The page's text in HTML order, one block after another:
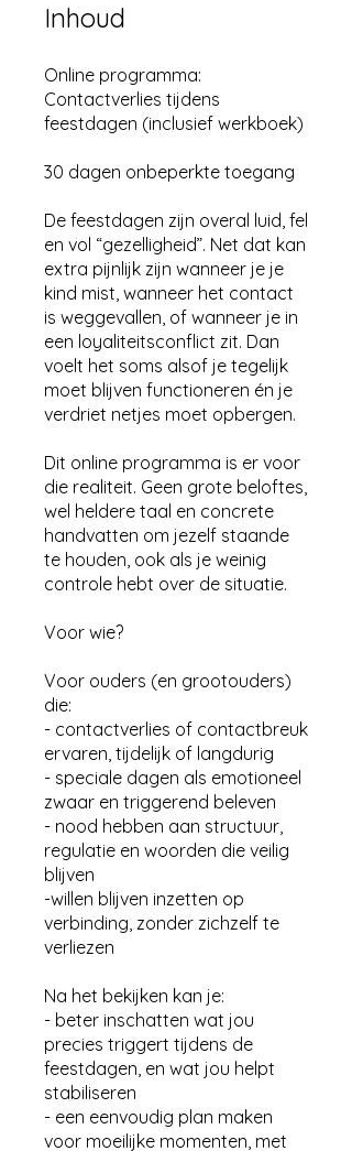
Inhoud
Online programma:
Contactverlies tijdens
feestdagen (inclusief werkboek)
30 dagen onbeperkte toegang
De feestdagen zijn overal luid, fel
en vol “gezelligheid”. Net dat kan
extra pijnlijk zijn wanneer je je
kind mist, wanneer het contact
is weggevallen, of wanneer je in
een loyaliteitsconflict zit. Dan
voelt het soms alsof je tegelijk
moet blijven functioneren én je
verdriet netjes moet opbergen.
Dit online programma is er voor
die realiteit. Geen grote beloftes,
wel heldere taal en concrete
handvatten om jezelf staande
te houden, ook als je weinig
controle hebt over de situatie.
Voor wie?
Voor ouders (en grootouders)
die:
- contactverlies of contactbreuk
ervaren, tijdelijk of langdurig
- speciale dagen als emotioneel
zwaar en triggerend beleven
- nood hebben aan structuur,
regulatie en woorden die veilig
blijven
-willen blijven inzetten op
verbinding, zonder zichzelf te
verliezen
Na het bekijken kan je:
- beter inschatten wat jou
precies triggert tijdens de
feestdagen, en wat jou helpt
stabiliseren
- een eenvoudig plan maken
voor moeilijke momenten, met